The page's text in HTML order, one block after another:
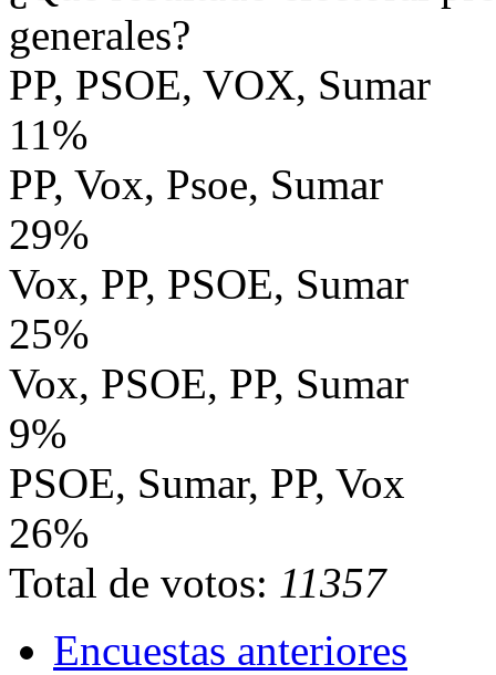
generales?
PP, PSOE, VOX, Sumar
11%
PP, Vox, Psoe, Sumar
29%
Vox, PP, PSOE, Sumar
25%
Vox, PSOE, PP, Sumar
9%
PSOE, Sumar, PP, Vox
26%
Total de votos: 11357
Encuestas anteriores